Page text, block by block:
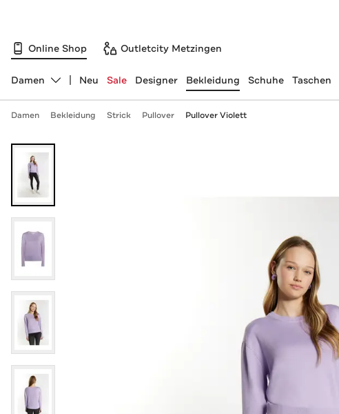
Online Shop Outletcity Metzingen
Abteilung ändern, ausgewählt:
Damen Neu Sale Designer Bekleidung Schuhe Taschen
Damen Bekleidung Strick Pullover Pullover Violett